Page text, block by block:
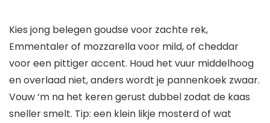
Kies jong belegen goudse voor zachte rek,
Emmentaler of mozzarella voor mild, of cheddar
voor een pittiger accent. Houd het vuur middelhoog
en overlaad niet, anders wordt je pannenkoek zwaar.
Vouw ‘m na het keren gerust dubbel zodat de kaas
sneller smelt. Tip: een klein likje mosterd of wat